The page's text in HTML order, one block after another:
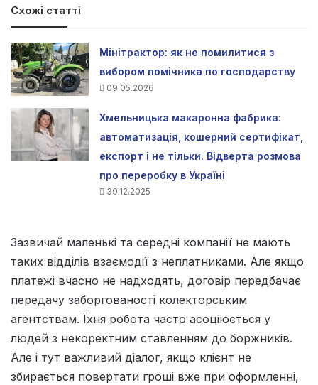
Схожі статті
Мінітрактор: як не помилитися з
вибором помічника по господарству
09.05.2026
Хмельницька макаронна фабрика:
автоматизація, кошерний сертифікат,
експорт і не тільки. Відверта розмова
про переробку в Україні
30.12.2025
Зазвичай маленькі та середні компанії не мають
таких відділів взаємодії з неплатниками. Але якщо
платежі вчасно не надходять, договір передбачає
передачу заборгованості колекторським
агентствам. Їхня робота часто асоціюється у
людей з некоректним ставленням до боржників.
Але і тут важливий діалог, якщо клієнт не
збирається повертати гроші вже при оформленні,